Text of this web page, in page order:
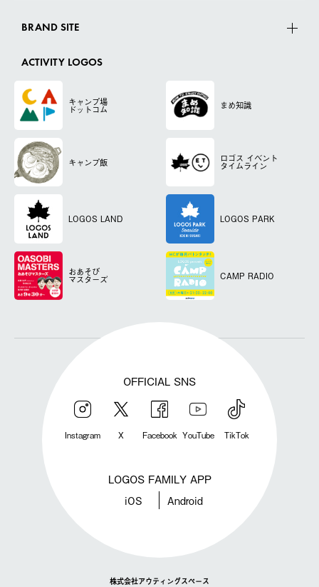
BRAND SITE
ACTIVITY LOGOS
キャンプ場
ドットコム まめ知識
キャンプ飯 ロゴス イベント
タイムライン
LOGOS LAND LOGOS PARK
おあそび
マスターズ CAMP RADIO
OFFICIAL SNS
Instagram X Facebook YouTube TikTok
LOGOS FAMILY APP
iOS Android
株式会社アウティングスペース